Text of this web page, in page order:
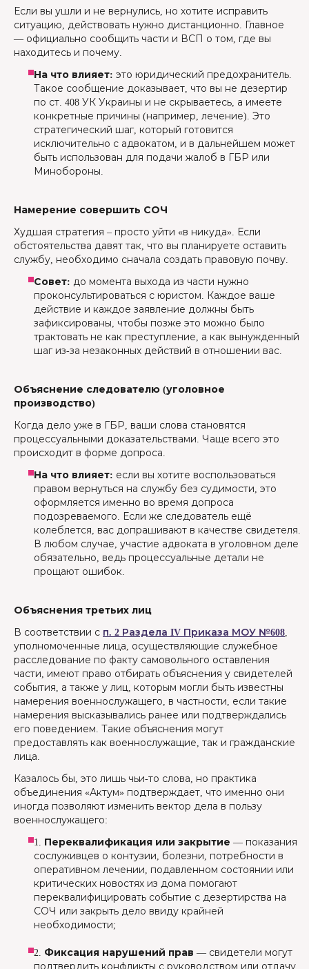
Если вы ушли и не вернулись, но хотите исправить
ситуацию, действовать нужно дистанционно. Главное
— официально сообщить части и ВСП о том, где вы
находитесь и почему.
На что влияет: это юридический предохранитель.
Такое сообщение доказывает, что вы не дезертир
по ст. 408 УК Украины и не скрываетесь, а имеете
конкретные причины (например, лечение). Это
стратегический шаг, который готовится
исключительно с адвокатом, и в дальнейшем может
быть использован для подачи жалоб в ГБР или
Минобороны.
Намерение совершить СОЧ
Худшая стратегия – просто уйти «в никуда». Если
обстоятельства давят так, что вы планируете оставить
службу, необходимо сначала создать правовую почву.
Совет: до момента выхода из части нужно
проконсультироваться с юристом. Каждое ваше
действие и каждое заявление должны быть
зафиксированы, чтобы позже это можно было
трактовать не как преступление, а как вынужденный
шаг из-за незаконных действий в отношении вас.
Объяснение следователю (уголовное
производство)
Когда дело уже в ГБР, ваши слова становятся
процессуальными доказательствами. Чаще всего это
происходит в форме допроса.
На что влияет: если вы хотите воспользоваться
правом вернуться на службу без судимости, это
оформляется именно во время допроса
подозреваемого. Если же следователь ещё
колеблется, вас допрашивают в качестве свидетеля.
В любом случае, участие адвоката в уголовном деле
обязательно, ведь процессуальные детали не
прощают ошибок.
Объяснения третьих лиц
В соответствии с п. 2 Раздела IV Приказа МОУ №608,
уполномоченные лица, осуществляющие служебное
расследование по факту самовольного оставления
части, имеют право отбирать объяснения у свидетелей
события, а также у лиц, которым могли быть известны
намерения военнослужащего, в частности, если такие
намерения высказывались ранее или подтверждались
его поведением. Такие объяснения могут
предоставлять как военнослужащие, так и гражданские
лица.
Казалось бы, это лишь чьи-то слова, но практика
объединения «Актум» подтверждает, что именно они
иногда позволяют изменить вектор дела в пользу
военнослужащего:
1. Переквалификация или закрытие — показания
сослуживцев о контузии, болезни, потребности в
оперативном лечении, подавленном состоянии или
критических новостях из дома помогают
переквалифицировать событие с дезертирства на
СОЧ или закрыть дело ввиду крайней
необходимости;
2. Фиксация нарушений прав — свидетели могут
подтвердить конфликты с руководством или отдачу